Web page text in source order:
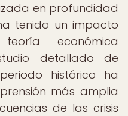
en profundidad
tenido un impacto
económica
detallado de
histórico ha
más amplia
de las crisis